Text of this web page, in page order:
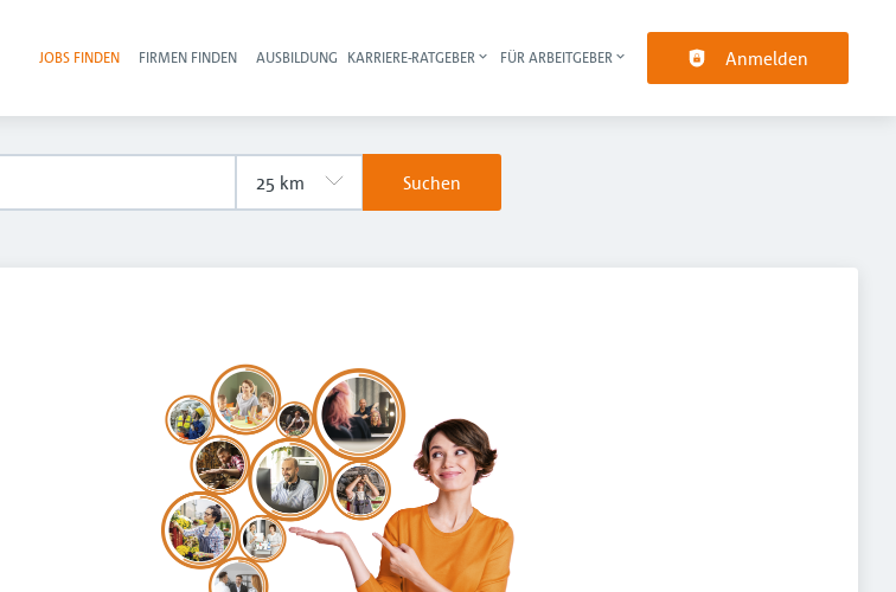
Haupt-Navigation
JOBS FINDEN FIRMEN FINDEN AUSBILDUNG KARRIERE-RATGEBER FÜR ARBEITGEBER Anmelden
Suchen